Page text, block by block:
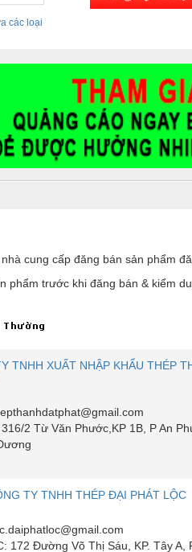
các loại
cung cấp đăng bán sản phẩm
phẩm trước khi đăng bán & kiểm
TNHH XUẤT NHẬP KHẨU THÉP
316/2 Từ Văn Phước,KP 1B, P An
TY TNHH THÉP ĐẠI PHÁT LỘC
172 Đường Võ Thị Sáu, KP. Tây A,